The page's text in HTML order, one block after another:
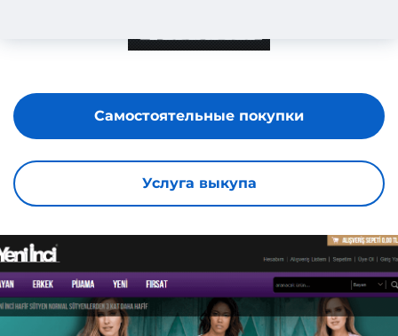
Услуга выкупа
Самостоятельные покупки